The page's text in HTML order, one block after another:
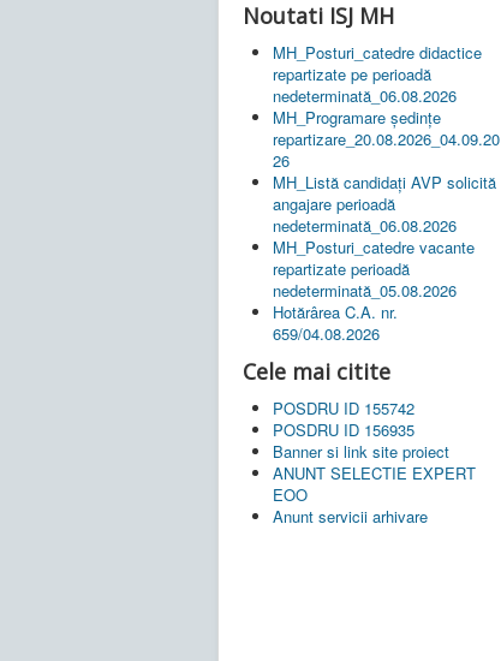
Noutati ISJ MH
MH_Posturi_catedre didactice
repartizate pe perioadă
nedeterminată_06.08.2026
MH_Programare ședințe
repartizare_20.08.2026_04.09.20
26
MH_Listă candidați AVP solicită
angajare perioadă
nedeterminată_06.08.2026
MH_Posturi_catedre vacante
repartizate perioadă
nedeterminată_05.08.2026
Hotărârea C.A. nr.
659/04.08.2026
Cele mai citite
POSDRU ID 155742
POSDRU ID 156935
Banner si link site proiect
ANUNT SELECTIE EXPERT
EOO
Anunt servicii arhivare